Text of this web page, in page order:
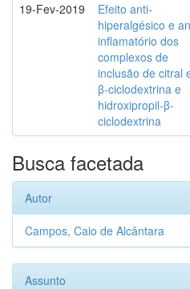
19-Fev-2019
Efeito anti-
hiperalgésico e
inflamatório dos
complexos de
inclusão de citral
β-ciclodextrina e
hidroxipropil-β-
ciclodextrina
Busca facetada
Autor
Campos, Caio de Alcântara
Assunto